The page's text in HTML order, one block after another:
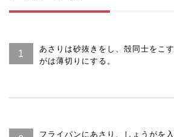
あさりは砂抜きをし、殻同士をこ
がは薄切りにする。
フライパンにあさり、しょうがを